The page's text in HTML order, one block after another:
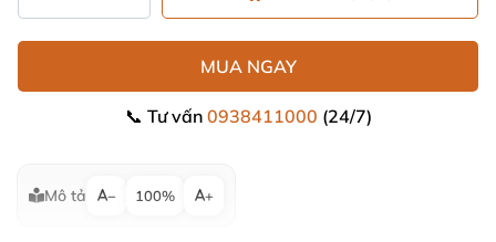
MUA NGAY
📞 Tư vấn 0938411000 (24/7)
Mô tả − 100% +